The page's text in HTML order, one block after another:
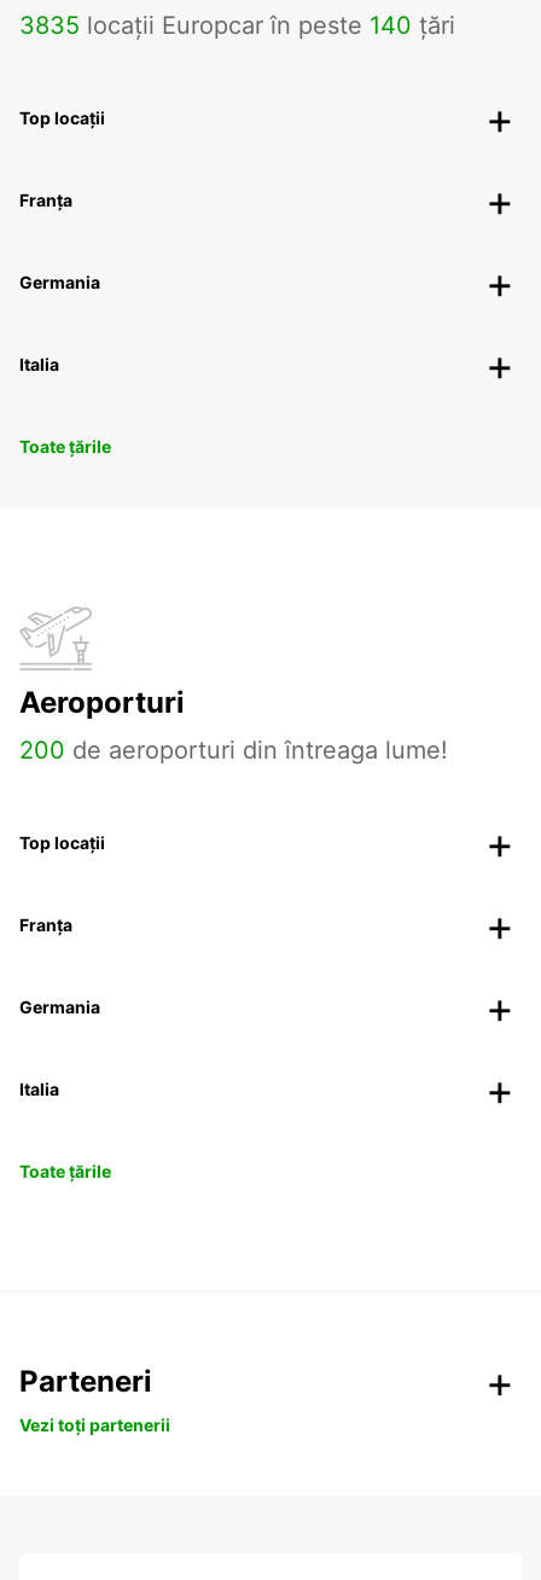
3835 locații Europcar în peste 140 țări
Top locații
Franța
Germania
Italia
Toate țările
Aeroporturi
200 de aeroporturi din întreaga lume!
Top locații
Franța
Germania
Italia
Toate țările
Parteneri
Vezi toți partenerii